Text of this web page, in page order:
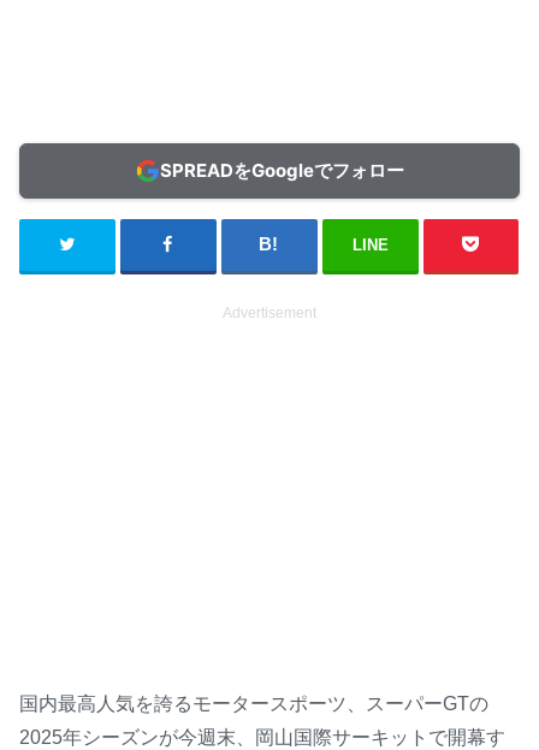
SPREADをGoogleでフォロー
LINE
Advertisement
国内最高人気を誇るモータースポーツ、スーパーGTの
2025年シーズンが今週末、岡山国際サーキットで開幕す